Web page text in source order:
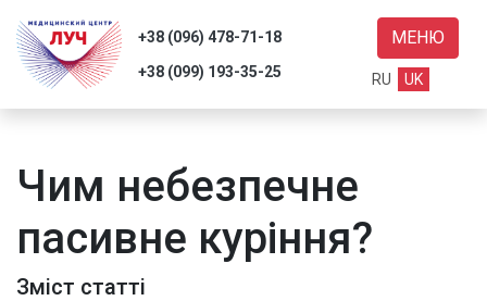
+38 (096) 478-71-18
+38 (099) 193-35-25
МЕНЮ
RU UK
Чим небезпечне
пасивне куріння?
Зміст статті